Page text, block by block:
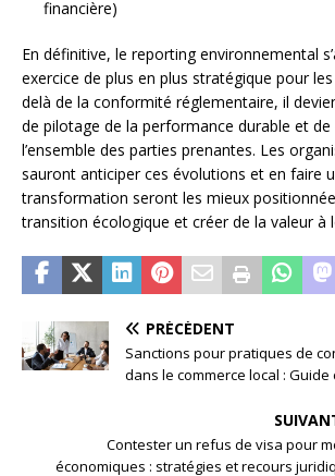
financière)
En définitive, le reporting environnemental
exercice de plus en plus stratégique pour
delà de la conformité réglementaire, il
de pilotage de la performance durable et de
l’ensemble des parties prenantes. Les
sauront anticiper ces évolutions et en faire
transformation seront les mieux
transition écologique et créer de la valeur à
PRÉCÉDENT
Sanctions pour pratiques de
dans le commerce local : Guide
Contester un refus de visa pour
économiques : stratégies et recours